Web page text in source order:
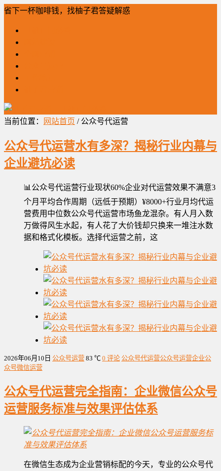
省下一杯咖啡钱，找柚子君答疑解惑
当前位置： 网站首页 / 公众号代运营
公众号代运营水有多深？揭秘行业内幕与
企业避坑必读
📊公众号代运营行业现状60%企业对代运营效果不满意3
个月平均合作周期（远低于预期）¥8000+行业月均代运
营费用中位数公众号代运营市场鱼龙混杂。有人月入数
万做得风生水起，有人花了大价钱却只换来一堆注水数
据和格式化模板。选择代运营之前，这
2026年06月10日 公众号运营 83 ℃ 0 评论 公众号代运营公众号运营企业公
众号微信运营
公众号代运营完全指南：企业微信公众号
运营服务标准与效果评估体系
在微信生态成为企业营销标配的今天，专业的公众号代